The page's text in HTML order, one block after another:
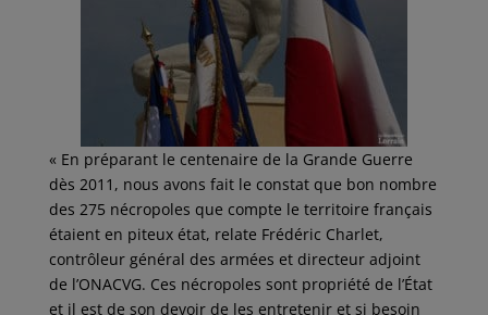
« En préparant le centenaire de la Grande Guerre
dès 2011, nous avons fait le constat que bon nombre
des 275 nécropoles que compte le territoire français
étaient en piteux état, relate Frédéric Charlet,
contrôleur général des armées et directeur adjoint
de l’ONACVG. Ces nécropoles sont propriété de l’État
et il est de son devoir de les entretenir et si besoin